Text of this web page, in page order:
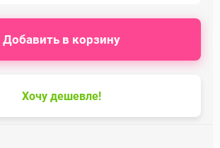
Хочу дешевле!
Добавить в корзину